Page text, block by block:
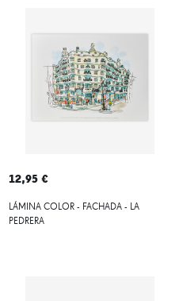
12,95 €
LÁMINA COLOR - FACHADA - LA
PEDRERA